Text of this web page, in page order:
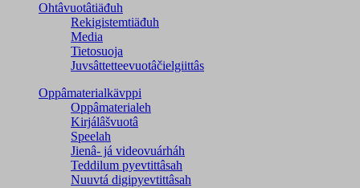
Ohtâvuotâtiäđuh
Rekigistemtiäđuh
Media
Tietosuoja
Juvsâttetteevuotâčielgiittâs
Oppâmaterialkävppi
Oppâmaterialeh
Kirjálâšvuotâ
Speelah
Jienâ- já videovuárháh
Teddilum pyevtittâsah
Nuuvtá digipyevtittâsah